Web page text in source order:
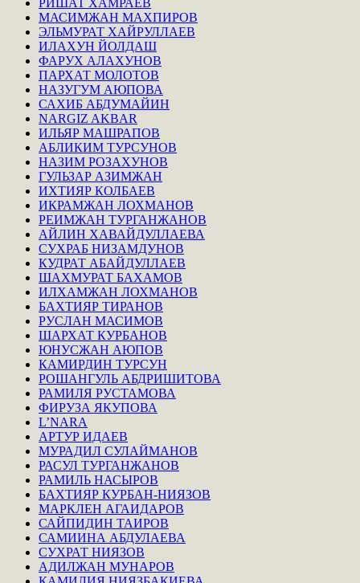
МАСИМЖАН МАХПИРОВ
ЭЛЬМУРАТ ХАЙРУЛЛАЕВ
ИЛАХУН ЙОЛДАШ
ФАРУХ АЛАХУНОВ
ПАРХАТ МОЛОТОВ
НАЗУГУМ АЮПОВА
САХИБ АБДУМАЙИН
NARGIZ AKBAR
ИЛЬЯР МАШРАПОВ
АБЛИКИМ ТУРСУНОВ
НАЗИМ РОЗАХУНОВ
ГУЛЬЗАР АЗИМЖАН
ИХТИЯР КОЛБАЕВ
ИКРАМЖАН ЛОХМАНОВ
РЕИМЖАН ТУРГАНЖАНОВ
АЙЛИН ХАВАЙДУЛЛАЕВА
СУХРАБ НИЗАМДУНОВ
КУДРАТ АБАЙДУЛЛАЕВ
ШАХМУРАТ БАХАМОВ
ИЛХАМЖАН ЛОХМАНОВ
БАХТИЯР ТИРАНОВ
РУСЛАН МАСИМОВ
ШАРХАТ КУРБАНОВ
ЮНУСЖАН АЮПОВ
КАМИРДИН ТУРСУН
РОШАНГУЛЬ АБДРИШИТОВА
РАМИЛЯ РУСТАМОВА
ФИРУЗА ЯКУПОВА
L’NARA
АРТУР ИДАЕВ
МУРАДИЛ СУЛАЙМАНОВ
РАСУЛ ТУРГАНЖАНОВ
РАМИЛЬ НАСЫРОВ
БАХТИЯР КУРБАН-НИЯЗОВ
МАРКЛЕН АГАИДАРОВ
САЙПИДИН ТАИРОВ
САМИИНА АБДУЛАЕВА
СУХРАТ НИЯЗОВ
АДИЛЖАН МУНАРОВ